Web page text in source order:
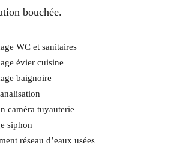
bouchée.
WC et sanitaires
évier cuisine
baignoire
caméra tuyauterie
siphon
réseau d’eaux usées